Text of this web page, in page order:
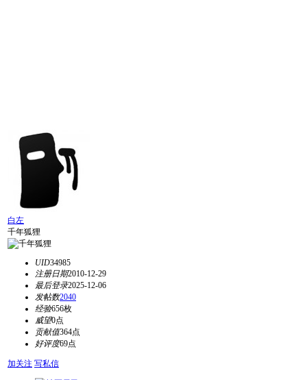
白左
千年狐狸
UID34985
注册日期2010-12-29
最后登录2025-12-06
发帖数2040
经验656枚
威望0点
贡献值364点
好评度69点
加关注 写私信